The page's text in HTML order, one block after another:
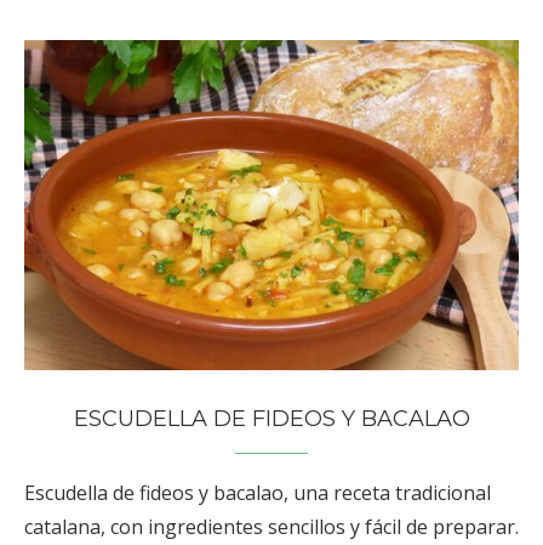
ESCUDELLA DE FIDEOS Y BACALAO
Escudella de fideos y bacalao, una receta tradicional
catalana, con ingredientes sencillos y fácil de preparar.